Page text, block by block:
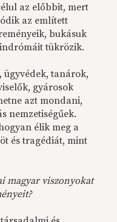
az előbbit, mert
az említett
bukásuk
tükrözik.
tanárok,
gyárosok
azt mondani,
nemzetiségűek.
élik meg a
és tragédiát, mint
magyar viszonyokat